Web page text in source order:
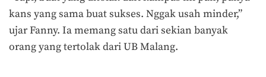
kans yang sama buat sukses. Nggak usah minder,”
ujar Fanny. Ia memang satu dari sekian banyak
orang yang tertolak dari UB Malang.